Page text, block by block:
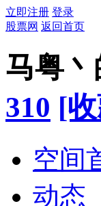
立即注册 登录
股票网 返回首页
马粤丶
310 [
空间
动态